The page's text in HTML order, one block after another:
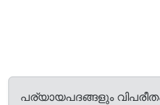
പര്യായപദങ്ങളും